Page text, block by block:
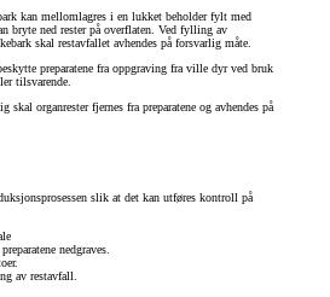
kan mellomlagres i en lukket beholder fylt med
bryte ned rester på overflaten. Ved fylling av
skal restavfallet avhendes på forsvarlig måte.
preparatene fra oppgraving fra ville dyr ved bruk
tilsvarende.
skal organrester fjernes fra preparatene og avhendes på
slik at det kan utføres kontroll på
nedgraves.
av restavfall.